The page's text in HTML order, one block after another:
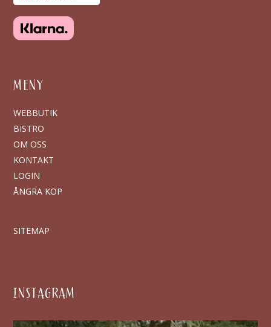
MENY
WEBBUTIK
BISTRO
OM OSS
KONTAKT
LOGIN
ÅNGRA KÖP
SITEMAP
INSTAGRAM